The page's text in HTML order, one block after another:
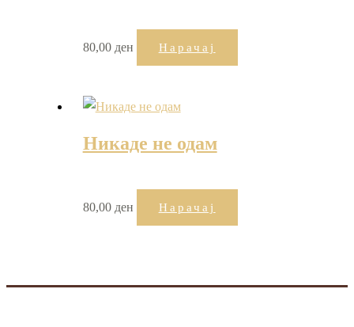
80,00 ден Нарачај
Никаде не одам
80,00 ден Нарачај